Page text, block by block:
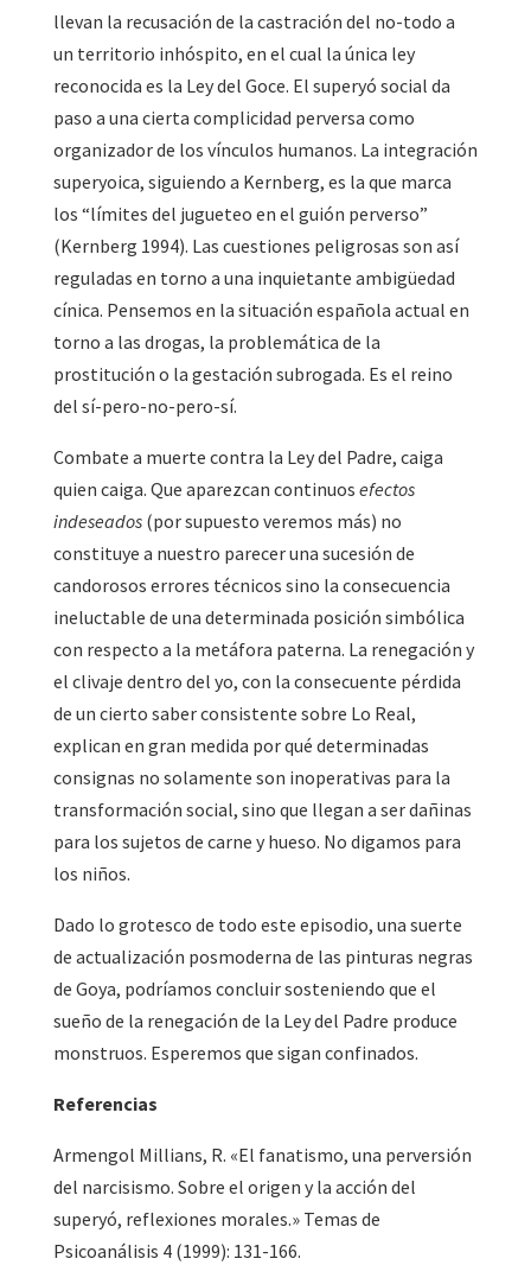
llevan la recusación de la castración del no-todo a
un territorio inhóspito, en el cual la única ley
reconocida es la Ley del Goce. El superyó social da
paso a una cierta complicidad perversa como
organizador de los vínculos humanos. La integración
superyoica, siguiendo a Kernberg, es la que marca
los “límites del jugueteo en el guión perverso”
(Kernberg 1994). Las cuestiones peligrosas son así
reguladas en torno a una inquietante ambigüedad
cínica. Pensemos en la situación española actual en
torno a las drogas, la problemática de la
prostitución o la gestación subrogada. Es el reino
del sí-pero-no-pero-sí.
Combate a muerte contra la Ley del Padre, caiga
quien caiga. Que aparezcan continuos efectos
indeseados(por supuesto veremos más) no
constituye a nuestro parecer una sucesión de
candorosos errores técnicos sino la consecuencia
ineluctable de una determinada posición simbólica
con respecto a la metáfora paterna. La renegación y
el clivaje dentro del yo, con la consecuente pérdida
de un cierto saber consistente sobre Lo Real,
explican en gran medida por qué determinadas
consignas no solamente son inoperativas para la
transformación social, sino que llegan a ser dañinas
para los sujetos de carne y hueso. No digamos para
los niños.
Dado lo grotesco de todo este episodio, una suerte
de actualización posmoderna de las pinturas negras
de Goya, podríamos concluir sosteniendo que el
sueño de la renegación de la Ley del Padre produce
monstruos. Esperemos que sigan confinados.
Referencias
Armengol Millians, R. «El fanatismo, una perversión
del narcisismo. Sobre el origen y la acción del
superyó, reflexiones morales.» Temas de
Psicoanálisis 4 (1999): 131-166.